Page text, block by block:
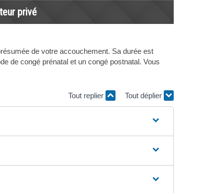
privé
de votre accouchement. Sa durée est
de congé prénatal et un congé postnatal. Vous
Tout replier Tout déplier